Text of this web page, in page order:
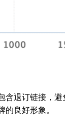
退订链接，
良好形象。